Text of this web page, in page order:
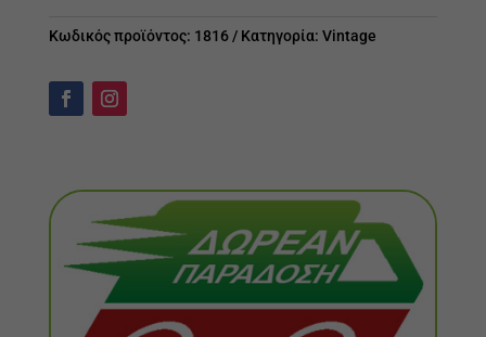
Κωδικός προϊόντος: 1816 Κατηγορία: Vintage